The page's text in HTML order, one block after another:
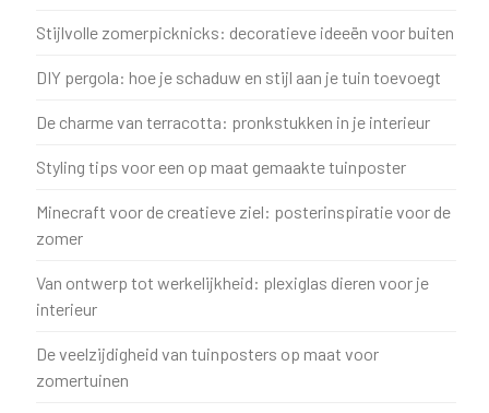
Stijlvolle zomerpicknicks: decoratieve ideeën voor buiten
DIY pergola: hoe je schaduw en stijl aan je tuin toevoegt
De charme van terracotta: pronkstukken in je interieur
Styling tips voor een op maat gemaakte tuinposter
Minecraft voor de creatieve ziel: posterinspiratie voor de
zomer
Van ontwerp tot werkelijkheid: plexiglas dieren voor je
interieur
De veelzijdigheid van tuinposters op maat voor
zomertuinen